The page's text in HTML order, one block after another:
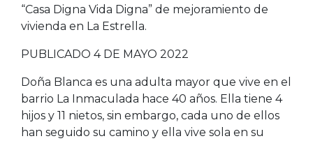
“Casa Digna Vida Digna” de mejoramiento de
vivienda en La Estrella.
PUBLICADO 4 DE MAYO 2022
Doña Blanca es una adulta mayor que vive en el
barrio La Inmaculada hace 40 años. Ella tiene 4
hijos y 11 nietos, sin embargo, cada uno de ellos
han seguido su camino y ella vive sola en su